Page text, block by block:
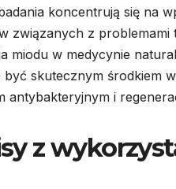
koncentrują się na
związanych z
miodu w medycynie
skutecznym środkiem
antybakteryjnym i
z